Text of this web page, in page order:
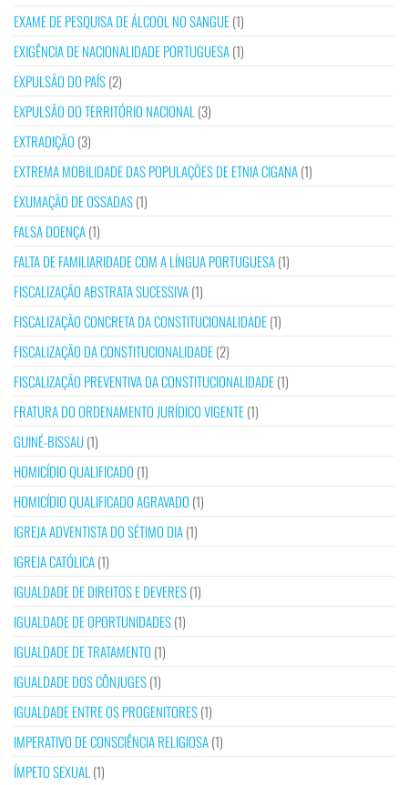
EXAME DE PESQUISA DE ÁLCOOL NO SANGUE(1)
EXIGÊNCIA DE NACIONALIDADE PORTUGUESA(1)
EXPULSÃO DO PAÍS(2)
EXPULSÃO DO TERRITÓRIO NACIONAL (3)
EXTRADIÇÃO (3)
EXTREMA MOBILIDADE DAS POPULAÇÕES DE ETNIA CIGANA(1)
EXUMAÇÃO DE OSSADAS(1)
FALSA DOENÇA(1)
FALTA DE FAMILIARIDADE COM A LÍNGUA PORTUGUESA(1)
FISCALIZAÇÃO ABSTRATA SUCESSIVA(1)
FISCALIZAÇÃO CONCRETA DA CONSTITUCIONALIDADE(1)
FISCALIZAÇÃO DA CONSTITUCIONALIDADE(2)
FISCALIZAÇÃO PREVENTIVA DA CONSTITUCIONALIDADE(1)
FRATURA DO ORDENAMENTO JURÍDICO VIGENTE(1)
GUINÉ-BISSAU(1)
HOMICÍDIO QUALIFICADO (1)
HOMICÍDIO QUALIFICADO AGRAVADO (1)
IGREJA ADVENTISTA DO SÉTIMO DIA(1)
IGREJA CATÓLICA(1)
IGUALDADE DE DIREITOS E DEVERES(1)
IGUALDADE DE OPORTUNIDADES(1)
IGUALDADE DE TRATAMENTO (1)
IGUALDADE DOS CÔNJUGES(1)
IGUALDADE ENTRE OS PROGENITORES(1)
IMPERATIVO DE CONSCIÊNCIA RELIGIOSA(1)
ÍMPETO SEXUAL (1)